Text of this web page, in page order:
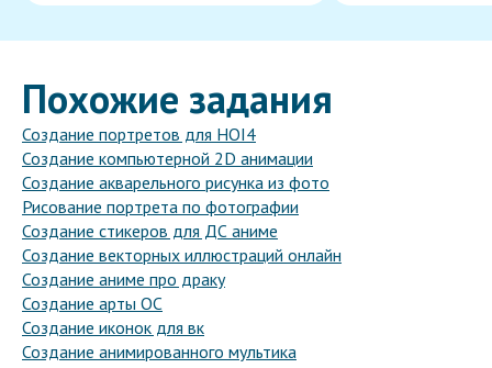
Похожие задания
Создание портретов для HOI4
Создание компьютерной 2D анимации
Создание акварельного рисунка из фото
Рисование портрета по фотографии
Создание стикеров для ДС аниме
Создание векторных иллюстраций онлайн
Создание аниме про драку
Создание арты ОС
Создание иконок для вк
Создание анимированного мультика